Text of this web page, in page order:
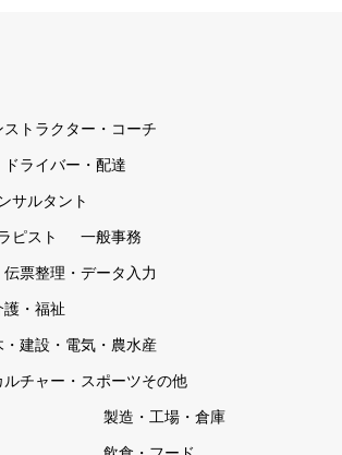
ストラクター・コーチ
ドライバー・配達
サルタント
ピスト 一般事務
伝票整理・データ入力
護・福祉
・建設・電気・農水産
ルチャー・スポーツその他
製造・工場・倉庫